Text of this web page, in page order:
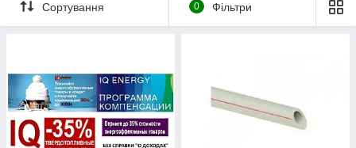
Сортування 0 Фільтри